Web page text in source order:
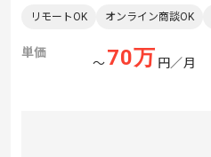
リモートOK オンライン商談OK
単価
〜70万 円／月